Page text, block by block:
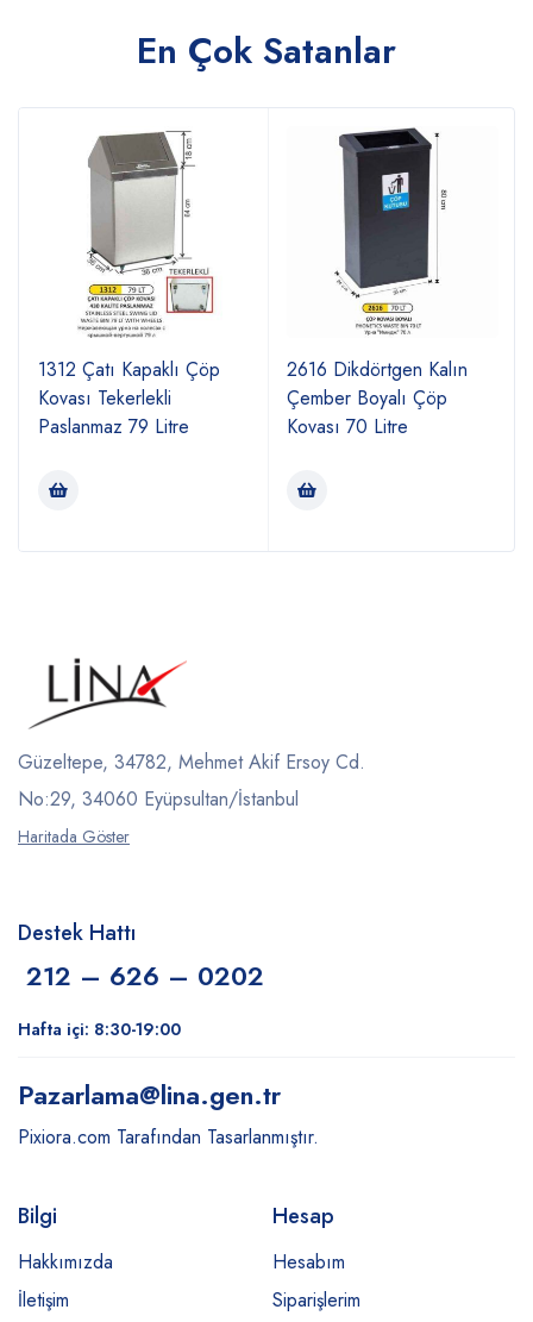
En Çok Satanlar
1312 Çatı Kapaklı Çöp
Kovası Tekerlekli
Paslanmaz 79 Litre
2616 Dikdörtgen Kalın
Çember Boyalı Çöp
Kovası 70 Litre
Güzeltepe, 34782, Mehmet Akif Ersoy Cd.
No:29, 34060 Eyüpsultan/İstanbul
Haritada Göster
Destek Hattı
212 – 626 – 0202
Hafta içi: 8:30-19:00
Pazarlama@lina.gen.tr
Pixiora.com Tarafından Tasarlanmıştır.
Bilgi
Hakkımızda
İletişim
Hesap
Hesabım
Siparişlerim